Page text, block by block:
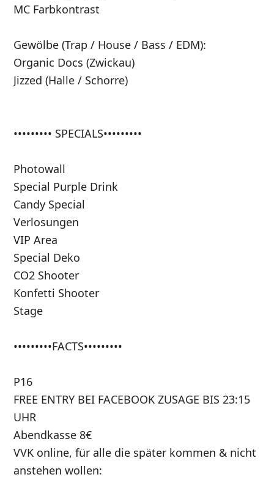
MC Farbkontrast
Gewölbe (Trap / House / Bass / EDM):
Organic Docs (Zwickau)
Jizzed (Halle / Schorre)
••••••••• SPECIALS•••••••••
Photowall
Special Purple Drink
Candy Special
Verlosungen
VIP Area
Special Deko
CO2 Shooter
Konfetti Shooter
Stage
•••••••••FACTS•••••••••
P16
FREE ENTRY BEI FACEBOOK ZUSAGE BIS 23:15
UHR
Abendkasse 8€
VVK online, für alle die später kommen & nicht
anstehen wollen: